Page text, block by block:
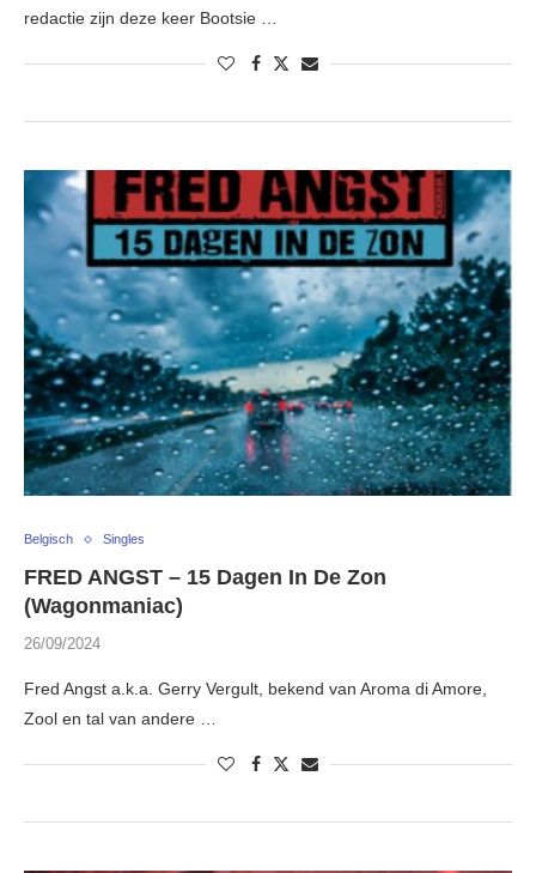
redactie zijn deze keer Bootsie …
Belgisch Singles
FRED ANGST – 15 Dagen In De Zon
(Wagonmaniac)
26/09/2024
Fred Angst a.k.a. Gerry Vergult, bekend van Aroma di Amore,
Zool en tal van andere …